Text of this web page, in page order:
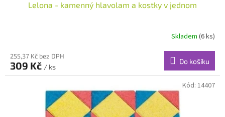
Lelona - kamenný hlavolam a kostky v jednom
Skladem (6 ks)
255,37 Kč bez DPH
309 Kč / ks
Do košíku
Kód: 14407